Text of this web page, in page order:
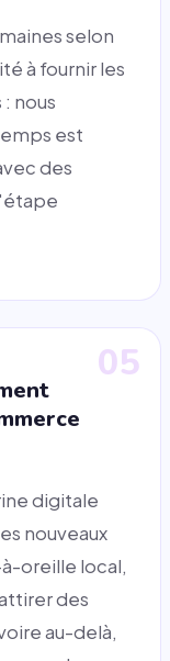
selon
à fournir les
nous
est
des
05
digitale
nouveaux
oreille local,
des
au-delà,